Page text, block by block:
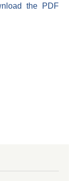
the PDF